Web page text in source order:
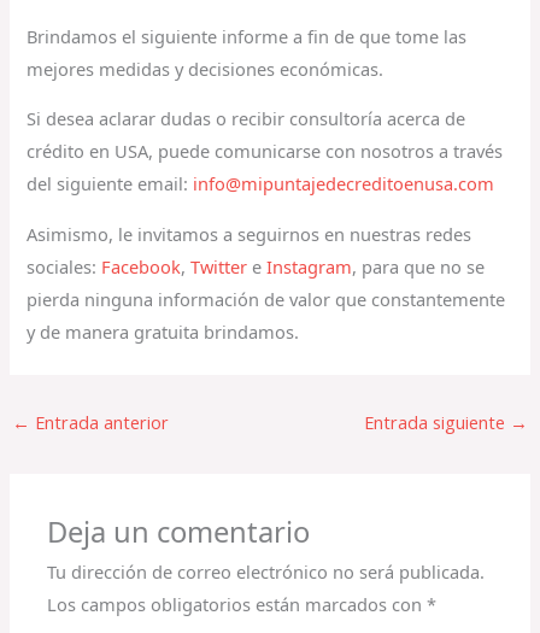
Brindamos el siguiente informe a fin de que tome las
mejores medidas y decisiones económicas.
Si desea aclarar dudas o recibir consultoría acerca de
crédito en USA, puede comunicarse con nosotros a través
del siguiente email: info@mipuntajedecreditoenusa.com
Asimismo, le invitamos a seguirnos en nuestras redes
sociales: Facebook,Twitter eInstagram, para que no se
pierda ninguna información de valor que constantemente
y de manera gratuita brindamos.
← Entrada anterior Entrada siguiente →
Deja un comentario
Tu dirección de correo electrónico no será publicada.
Los campos obligatorios están marcados con*